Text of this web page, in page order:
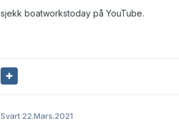
sjekk boatworkstoday på YouTube.
Svart 22.Mars.2021